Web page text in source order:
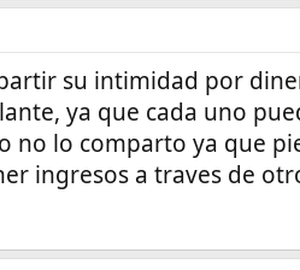
su intimidad por
ya que cada uno
no lo comparto ya que
ingresos a traves de